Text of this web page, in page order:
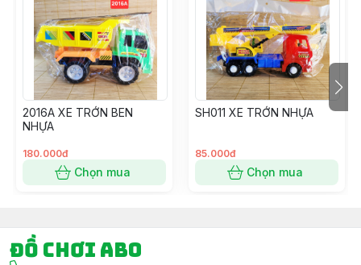
2016A XE TRỚN BEN
NHỰA
180.000đ
Chọn mua
SH011 XE TRỚN NHỰA
85.000đ
Chọn mua
Đồ chơi ABO